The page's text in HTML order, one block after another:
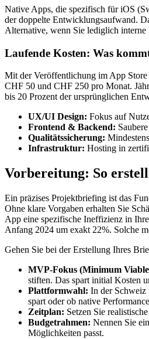
Native Apps, die spezifisch für iOS
der doppelte Entwicklungsaufwand.
Alternative, wenn Sie lediglich
Laufende Kosten: Was
Mit der Veröffentlichung im App
CHF 50 und CHF 250 pro Monat.
bis 20 Prozent der ursprünglichen
UX/UI Design: Fokus auf
Frontend & Backend:
Qualitätssicherung:
Infrastruktur: Hosting in
Vorbereitung: So
Ein präzises Projektbriefing ist das
Ohne klare Vorgaben erhalten Sie
App eine spezifische Ineffizienz in
Anfang 2024 um exakt 22%. Solche
Gehen Sie bei der Erstellung Ihres
MVP-Fokus (Minimum
stiften. Das spart initial Kosten
Plattformwahl: In der Schweiz
spart oder ob native
Zeitplan: Setzen Sie
Budgetrahmen: Nennen Sie
Möglichkeiten passt.